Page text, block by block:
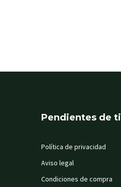
Pendientes de ti
Política de privacidad
Aviso legal
Condiciones de compra